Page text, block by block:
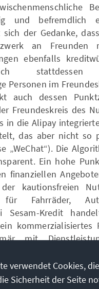
und befremdlich
der Gedanke,
an Freunden
ebenfalls
stattdessen
Personen im
auch dessen
Freundeskreis des
in die Alipay
das aber nicht so
„WeChat“). Die
Ein hohe
finanziellen
kautionsfreien
für Fahrräder,
Sesam-Kredit
kommerzialisiertes
mit
durchführen.
verwendet Cookies,
Sicherheit der Seite